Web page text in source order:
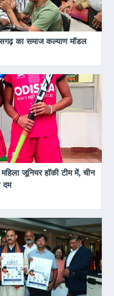
का समाज कल्याण मॉडल
जूनियर हॉकी टीम में, चीन
दम